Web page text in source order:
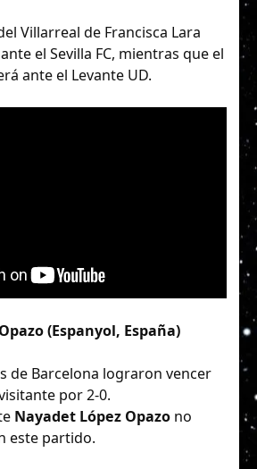
Villarreal de Francisca Lara
el Sevilla FC, mientras que el
ante el Levante UD.
(Espanyol, España)
de Barcelona lograron vencer
por 2-0.
Nayadet López Opazo no
este partido.